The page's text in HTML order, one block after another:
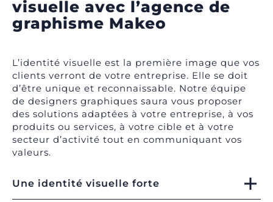
visuelle avec l’agence de
graphisme Makeo
L’identité visuelle est la première image que vos
clients verront de votre entreprise. Elle se doit
d’être unique et reconnaissable. Notre équipe
de designers graphiques saura vous proposer
des solutions adaptées à votre entreprise, à vos
produits ou services, à votre cible et à votre
secteur d’activité tout en communiquant vos
valeurs.
Une identité visuelle forte